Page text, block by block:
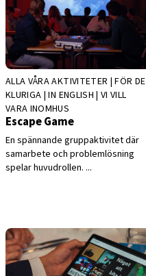
ALLA VÅRA AKTIVITETER | FÖR DE
KLURIGA | IN ENGLISH | VI VILL
VARA INOMHUS
Escape Game
En spännande gruppaktivitet där
samarbete och problemlösning
spelar huvudrollen. ...